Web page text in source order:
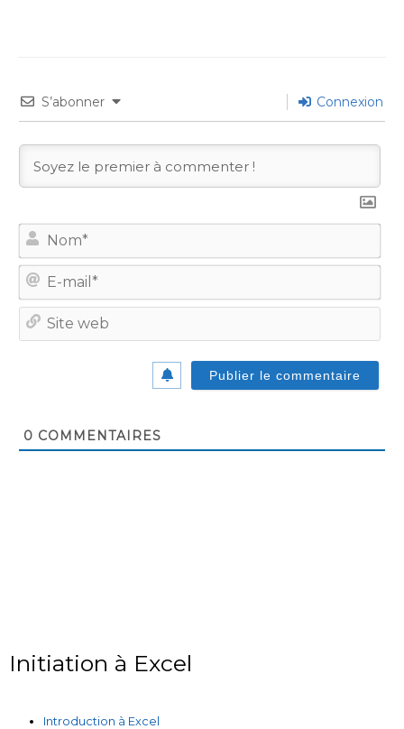
S’abonner Connexion
E-
0 COMMENTAIRES
Initiation à Excel
Introduction à Excel